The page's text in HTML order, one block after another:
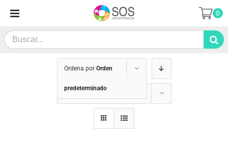
contenido
Search
for:
0
Ordena por Orden
predeterminado
Mostrar